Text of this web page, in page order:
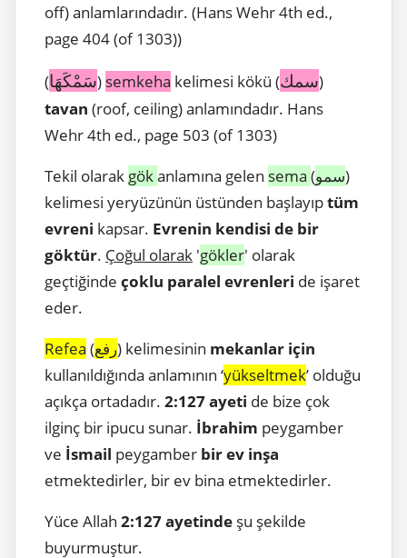
off) anlamlarındadır. (Hans Wehr 4th ed.,
page 404 (of 1303))
(سَمْكَهَا) semkeha kelimesi kökü (سمك)
tavan (roof, ceiling) anlamındadır. Hans
Wehr 4th ed., page 503 (of 1303)
Tekil olarak gökanlamına gelen sema (سمو)
kelimesi yeryüzünün üstünden başlayıptüm
evreni kapsar. Evrenin kendisi de bir
göktür. Çoğul olarak 'gökler' olarak
geçtiğinde çoklu paralel evrenleri de işaret
eder.
Refea (رفع) kelimesinin mekanlar için
kullanıldığında anlamının ‘yükseltmek’ olduğu
açıkça ortadadır. 2:127 ayeti de bize çok
ilginç bir ipucu sunar. İbrahim peygamber
ve İsmail peygamber bir ev inşa
etmektedirler, bir ev bina etmektedirler.
Yüce Allah 2:127 ayetinde şu şekilde
buyurmuştur.